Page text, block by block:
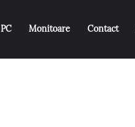
Monitoare Contact